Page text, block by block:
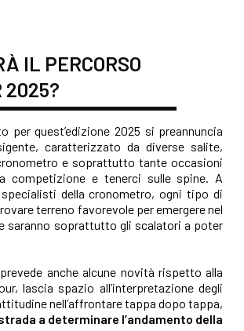
IL PERCORSO
2025?
per quest’edizione 2025 si preannuncia
caratterizzato da diverse salite,
e soprattutto tante occasioni
competizione e tenerci sulle spine. A
della cronometro, ogni tipo di
terreno favorevole per emergere nel
saranno soprattutto gli scalatori a poter
anche alcune novità rispetto alla
lascia spazio all’interpretazione degli
nell’affrontare tappa dopo tappa,
a determinare l’andamento della